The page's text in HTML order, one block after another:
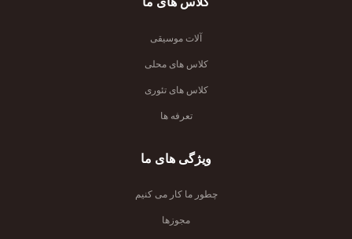
آلات موسیقی
کلاس های محلی
کلاس های تئوری
تعرفه ها
ویژگی های ما
چطور ما کار می کنیم
مجوزها